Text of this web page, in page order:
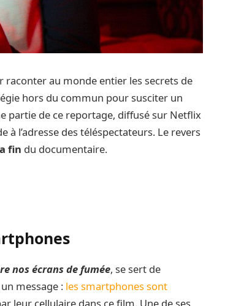
raconter au monde entier les secrets de
hors du commun pour susciter un
partie de ce reportage, diffusé sur Netflix
l’adresse des téléspectateurs. Le revers
fin du documentaire.
nos écrans de fumée, se sert de
message : les smartphones sont